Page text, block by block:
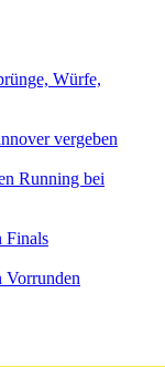
Würfe,
vergeben
Running bei
Finals
Vorrunden